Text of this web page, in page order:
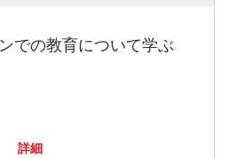
での教育について学ぶ
詳細